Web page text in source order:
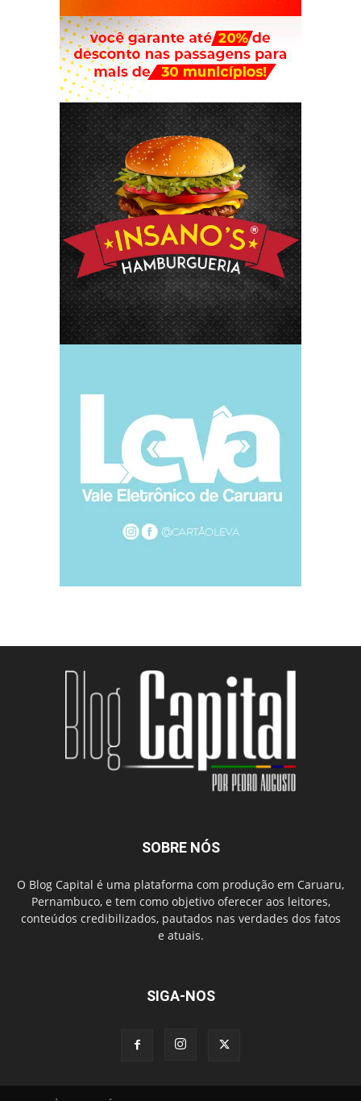
SOBRE NÓS
O Blog Capital é uma plataforma com produção em Caruaru,
Pernambuco, e tem como objetivo oferecer aos leitores,
conteúdos credibilizados, pautados nas verdades dos fatos
e atuais.
SIGA-NOS